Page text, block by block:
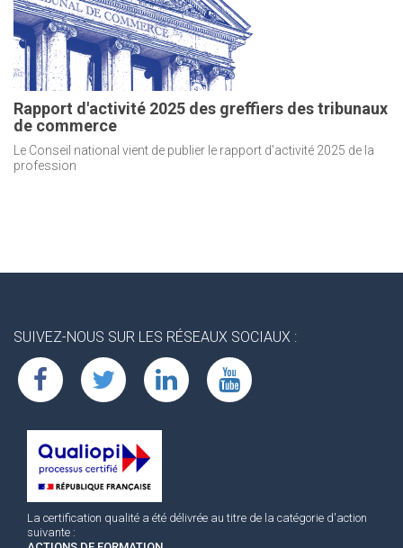
Rapport d'activité 2025 des greffiers des tribunaux
de commerce
Le Conseil national vient de publier le rapport d'activité 2025 de la
profession
SUIVEZ-NOUS SUR LES RÉSEAUX SOCIAUX :
La certification qualité a été délivrée au titre de la catégorie d'action
suivante :